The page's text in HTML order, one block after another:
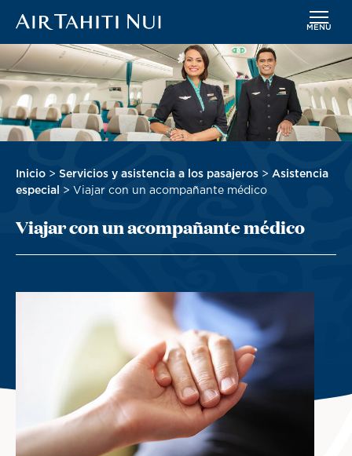
Saltar
al
contenido
principal
MENÚ
Imagen
Sobrescribir
enlaces
ayuda
la
Inicio Servicios y asistencia a los pasajeros
Asistencia
especial
Viajar con un acompañante médico
Viajar con un acompañante médico